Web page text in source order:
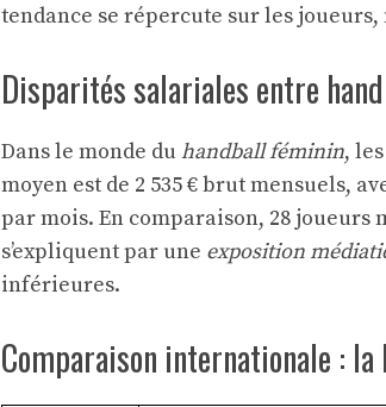
tendance se répercute sur les
Disparités salariales entre
Dans le monde du handball féminin, les
moyen est de 2 535 € brut mensuels,
par mois. En comparaison, 28 joueurs
s’expliquent par une exposition
inférieures.
Comparaison internationale :